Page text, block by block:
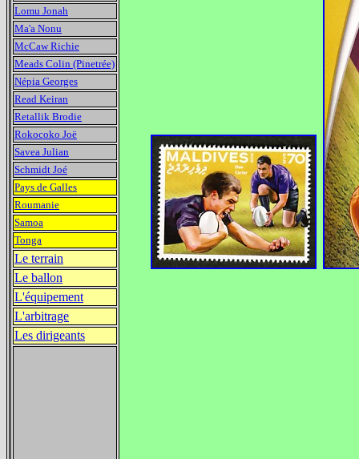
Lomu Jonah
Ma'a Nonu
McCaw Richie
Meads Colin (Pinetrée)
Népia Georges
Read Keiran
Retallik Brodie
Rokocoko Joë
Savea Julian
Schmidt Joé
Pays de Galles
Roumanie
Samoa
Tonga
Le terrain
Le ballon
L'équipement
L'arbitrage
Les dirigeants